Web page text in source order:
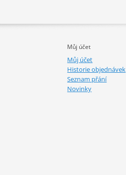
Můj účet
Můj účet
Historie objednávek
Seznam přání
Novinky